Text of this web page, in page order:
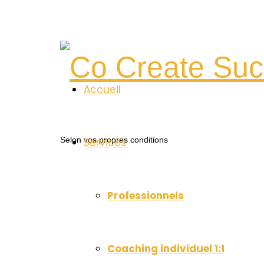
Co
Selon vos propres conditions
Accueil
Services
Professionnels
Coaching individuel 1:1